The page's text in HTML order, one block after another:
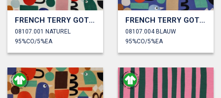
FRENCH TERRY GOTS DIGITAAL GRAFISCHE VORMEN JENNIFER BOURON
08107.001 NATUREL
95%CO/5%EA
FRENCH TERRY GOTS DIGITAAL GRAFISCHE VORMEN JENNIFER BOURON
08107.004 BLAUW
95%CO/5%EA